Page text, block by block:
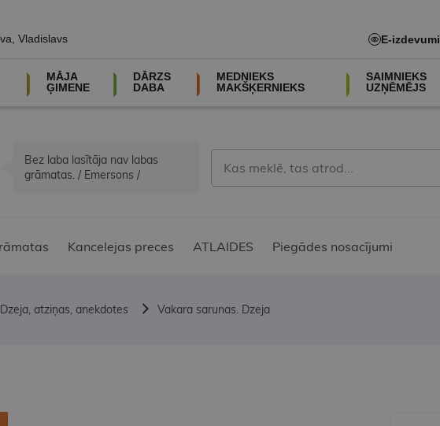
Vladislavs E-izdevumi
MĀJA
ĢIMENE
DĀRZS
DABA
MEDNIEKS
MAKŠĶERNIEKS
SAIMNIEKS
UZŅĒMĒJS
Bez laba lasītāja nav labas
grāmatas. / Emersons /
Kancelejas preces ATLAIDES Piegādes nosacījumi
Dzeja, atziņas, anekdotes Vakara sarunas. Dzeja